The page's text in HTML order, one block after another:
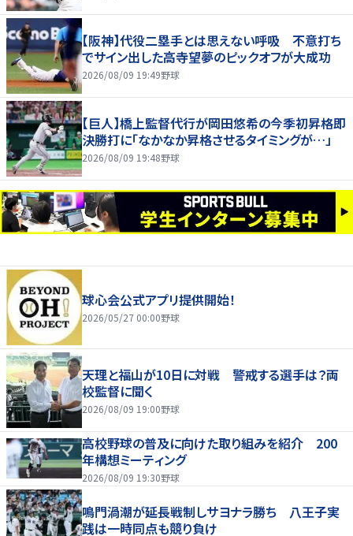
【阪神】代役二塁手とは思えない呼吸 不意打ち
でサイン出した高寺望夢のピックオフが大成功
2026/08/09 19:49野球
【巨人】橋上監督代行が岡田悠希の今季初昇格即
決勝打に「なかなか昇格させるタイミングが…」
2026/08/09 19:48野球
球心会公式アプリ提供開始！
2026/05/27 00:00野球
天理と福山が10日に対戦 警戒する選手は？両
校監督に聞く
2026/08/09 19:00野球
高校野球の普及に向けた取り組みを紹介 200
年構想ミーティング
2026/08/09 19:30野球
鳴門渦潮が延長戦制しサヨナラ勝ち 八王子実
践は一時同点も競り負け